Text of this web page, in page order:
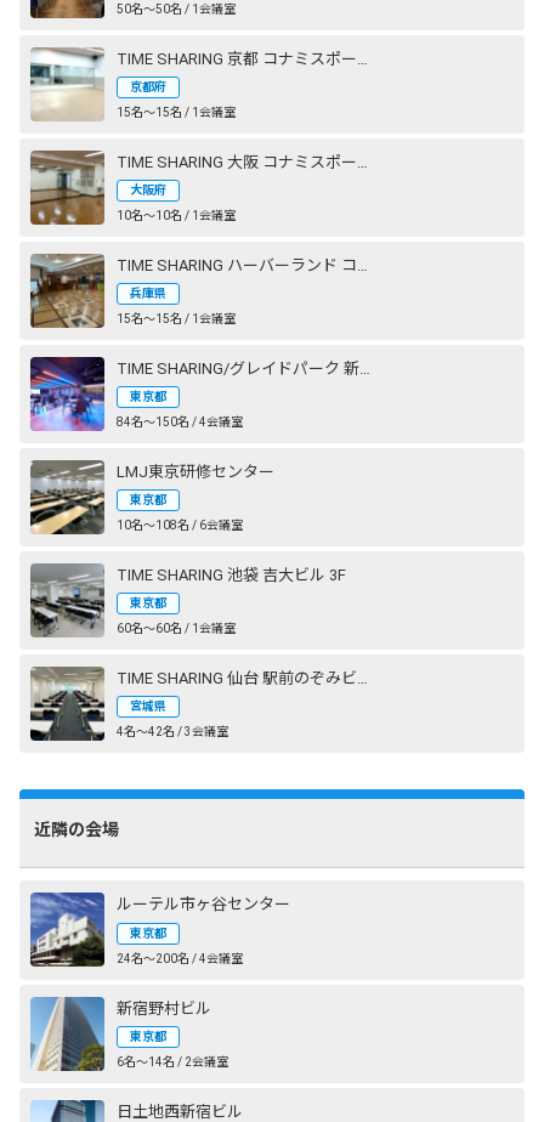
50名〜50名 / 1会議室
京都府
15名〜15名 / 1会議室
大阪府
10名〜10名 / 1会議室
兵庫県
15名〜15名 / 1会議室
TIME SHARING/グレイドパーク 新橋駅前（銀座口）
東京都
84名〜150名 / 4会議室
LMJ東京研修センター
東京都
10名〜108名 / 6会議室
TIME SHARING 池袋 吉大ビル 3F
東京都
60名〜60名 / 1会議室
TIME SHARING 仙台 駅前のぞみビル
宮城県
4名〜42名 / 3会議室
近隣の会場
ルーテル市ヶ谷センター
東京都
24名〜200名 / 4会議室
新宿野村ビル
東京都
6名〜14名 / 2会議室
日土地西新宿ビル